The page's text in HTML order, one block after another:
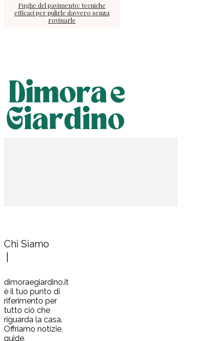
Fughe del pavimento: tecniche
efficaci per pulirle davvero senza
rovinarle
Chi Siamo
dimoraegiardino.it
è il tuo punto di
riferimento per
tutto ciò che
riguarda la casa.
Offriamo notizie,
guide,